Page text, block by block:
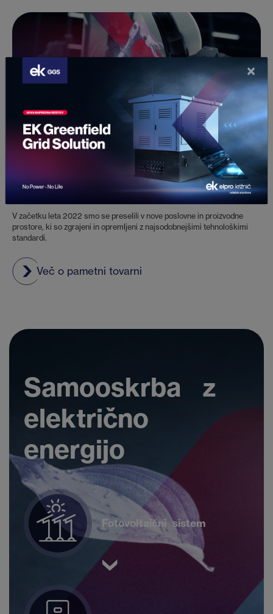
Vaš tehnološki partner
S tehnologijo do popolnosti.
V začetku leta 2022 smo se preselili v nove poslovne in proizvodne
prostore, ki so zgrajeni in opremljeni z najsodobnejšimi tehnološkimi
standardi.
Več o pametni tovarni
Fotovoltaični sistem
Samooskrba z
električno
energijo
×